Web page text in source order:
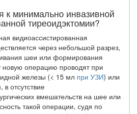
к минимально инвазивной
тиреоидэктомии?
видиоассистированная
через небольшой разрез,
шеи или формирования
новую операцию проводят при
железы (< 15 мл при УЗИ) или
отсутствие
вмешательств на шее или
такой опера­ции, судя по